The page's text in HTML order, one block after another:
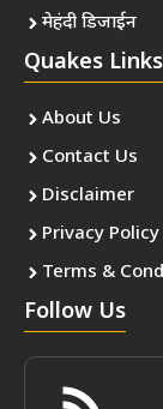
मेहंदी डिजाईन
Quakes Links
About Us
Contact Us
Disclaimer
Privacy Policy
Terms &
Follow Us